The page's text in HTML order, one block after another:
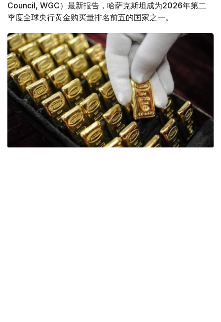
Council, WGC）最新报告，哈萨克斯坦成为2026年第二
季度全球央行黄金购买量排名前五的国家之一。